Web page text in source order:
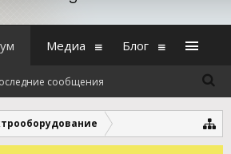
сообщения
Медиа Блог